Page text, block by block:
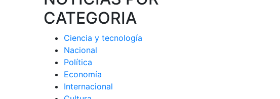
CATEGORIA
Ciencia y tecnología
Nacional
Política
Economía
Internacional